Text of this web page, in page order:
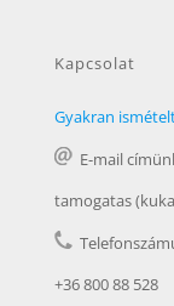
Kapcsolat
Gyakran
E-mail
tamogatas
+36 800 88 528